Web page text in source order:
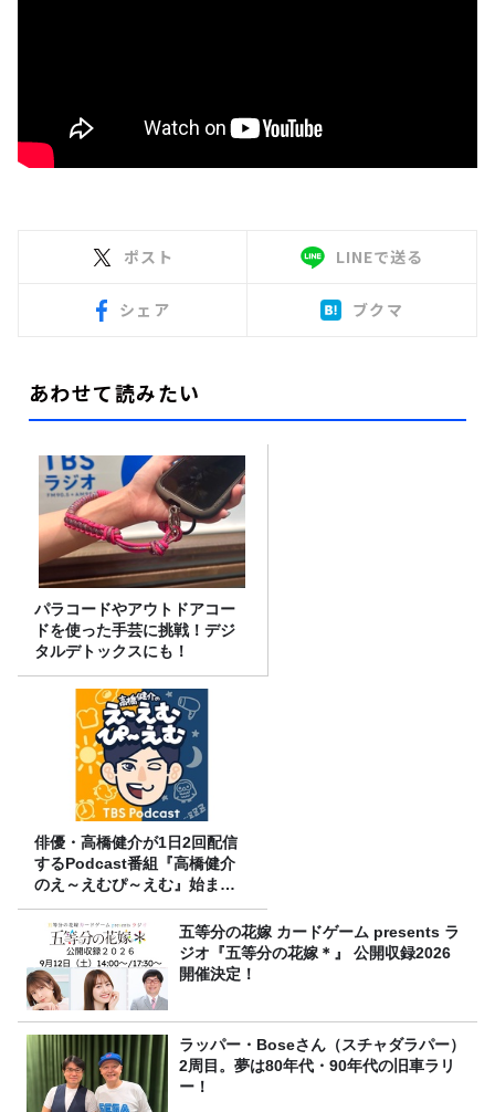
ポスト LINEで送る
シェア ブクマ
あわせて読みたい
パラコードやアウトドアコー
ドを使った手芸に挑戦！デジ
タルデトックスにも！
俳優・高橋健介が1日2回配信
するPodcast番組『高橋健介
のえ～えむぴ～えむ』始まり
ます
五等分の花嫁 カードゲーム presents ラ
ジオ『五等分の花嫁＊』 公開収録2026
開催決定！
ラッパー・Boseさん（スチャダラパー）
2周目。夢は80年代・90年代の旧車ラリ
ー！